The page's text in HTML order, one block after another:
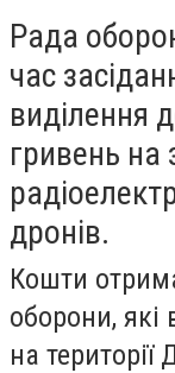
Рада
час
виділення
гривень на
дронів.
Кошти
оборони, які
на